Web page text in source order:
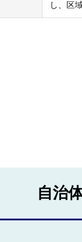
し、区
自治